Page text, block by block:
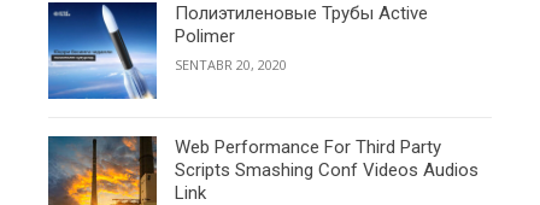
Полиэтиленовые Трубы Active
Polimer
SENTABR 20, 2020
Web Performance For Third Party
Scripts Smashing Conf Videos Audios
Link